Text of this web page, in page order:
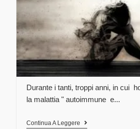
Durante i tanti, troppi anni, in cui
la malattia " autoimmune e...
Continua A Leggere